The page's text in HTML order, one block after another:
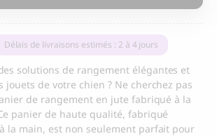
solutions de rangement élégantes et
jouets de votre chien ? Ne cherchez pas
de rangement en jute fabriqué à la
panier de haute qualité, fabriqué
la main, est non seulement parfait pour
Délais de livraisons estimés : 2 à 4 jours
actuel
21.00 CHF.